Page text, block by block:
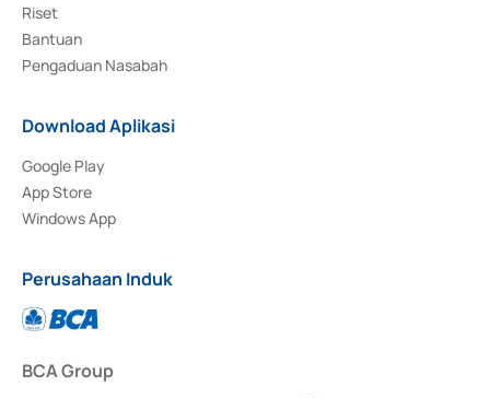
Riset
Bantuan
Pengaduan Nasabah
Download Aplikasi
Google Play
App Store
Windows App
Perusahaan Induk
BCA Group